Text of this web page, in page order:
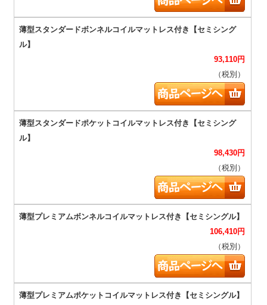
93,110円
（税別）
98,430円
（税別）
106,410円
（税別）